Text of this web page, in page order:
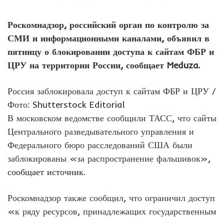
Роскомнадзор, российский орган по контролю за
СМИ и информационными каналами, объявил в
пятницу о блокировании доступа к сайтам ФБР и
ЦРУ на территории России, сообщает Meduza.
Россия заблокировала доступ к сайтам ФБР и ЦРУ /
Фото: Shutterstock Editorial
В московском ведомстве сообщили ТАСС, что сайты
Центрального разведывательного управления и
Федерального бюро расследований США были
заблокированы «за распространение фальшивок»,
сообщает источник.
Роскомнадзор также сообщил, что ограничил доступ
«к ряду ресурсов, принадлежащих государственным